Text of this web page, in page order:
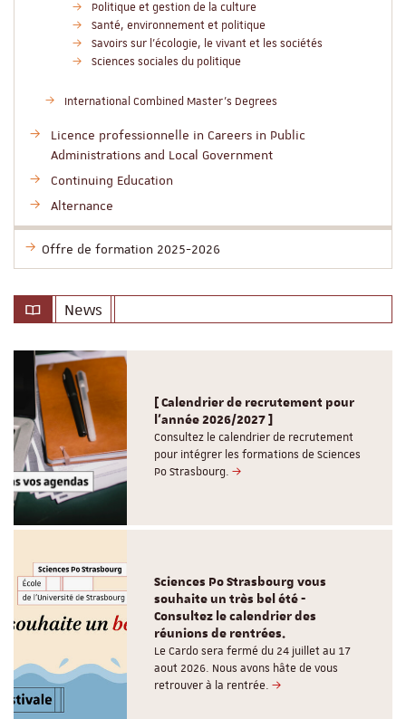
Politique et gestion de la culture
Santé, environnement et politique
Savoirs sur l'écologie, le vivant et les sociétés
Sciences sociales du politique
International Combined Master’s Degrees
Licence professionnelle in Careers in Public
Administrations and Local Government
Continuing Education
Alternance
Offre de formation 2025-2026
News
[ Calendrier de recrutement pour
l'année 2026/2027 ]
Consultez le calendrier de recrutement
pour intégrer les formations de Sciences
Po Strasbourg.
Sciences Po Strasbourg vous
souhaite un très bel été -
Consultez le calendrier des
réunions de rentrées.
Le Cardo sera fermé du 24 juillet au 17
aout 2026. Nous avons hâte de vous
retrouver à la rentrée.